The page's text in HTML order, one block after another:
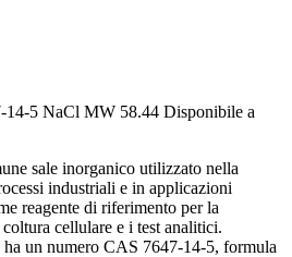
14-5 NaCl MW 58.44 Disponibile a
sale inorganico utilizzato nella
industriali e in applicazioni
reagente di riferimento per la
cellulare e i test analitici.
un numero CAS 7647-14-5, formula